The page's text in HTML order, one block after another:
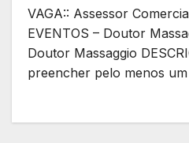
VAGA:: Assessor
EVENTOS – Doutor
Doutor Massaggio
preencher pelo menos